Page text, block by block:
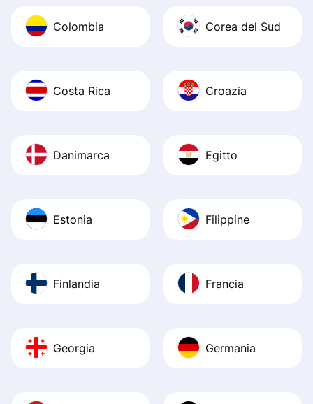
Colombia Corea del Sud
Costa Rica Croazia
Danimarca Egitto
Estonia Filippine
Finlandia Francia
Georgia Germania